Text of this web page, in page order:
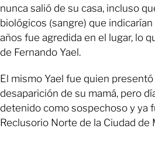
nunca salió de su casa, incluso
biológicos (sangre) que
años fue agredida en el lugar, lo
de Fernando Yael.
El mismo Yael fue quien
desaparición de su mamá, pero
detenido como sospechoso y ya
Reclusorio Norte de la Ciudad de